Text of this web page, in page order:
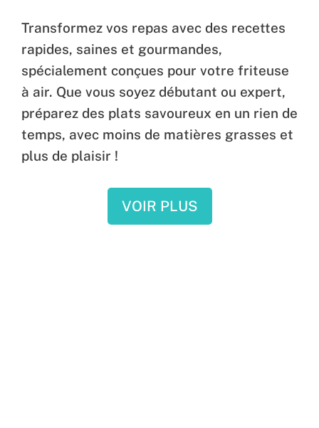
Transformez vos repas avec des recettes
rapides, saines et gourmandes,
spécialement conçues pour votre friteuse
à air. Que vous soyez débutant ou expert,
préparez des plats savoureux en un rien de
temps, avec moins de matières grasses et
plus de plaisir !
VOIR PLUS